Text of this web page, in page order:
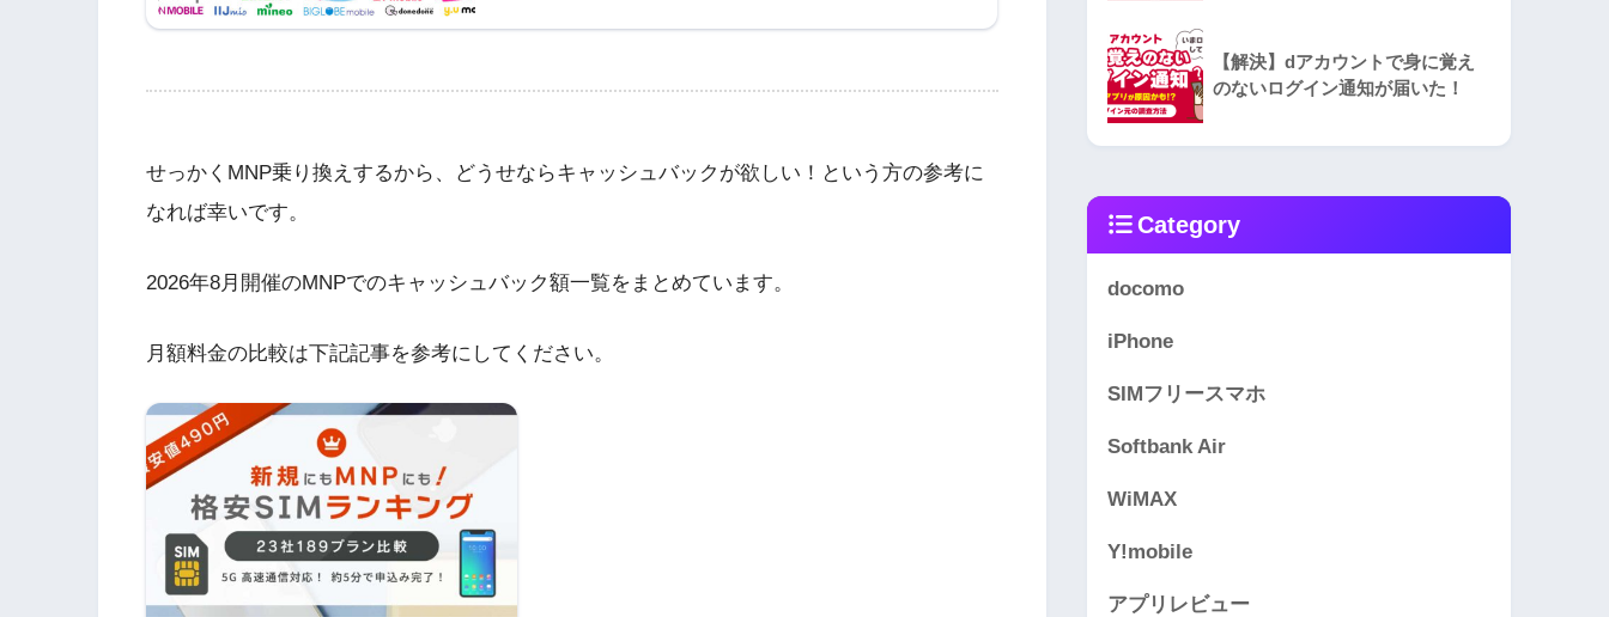
せっかくMNP乗り換えするから、どうせならキャッシュバックが欲しい！という方の参考に
なれば幸いです。
2026年8月開催のMNPでのキャッシュバック額一覧をまとめています。
月額料金の比較は下記記事を参考にしてください。
【解決】dアカウントで身に覚え
のないログイン通知が届いた！
Category
docomo
iPhone
SIMフリースマホ
Softbank Air
WiMAX
Y!mobile
アプリレビュー